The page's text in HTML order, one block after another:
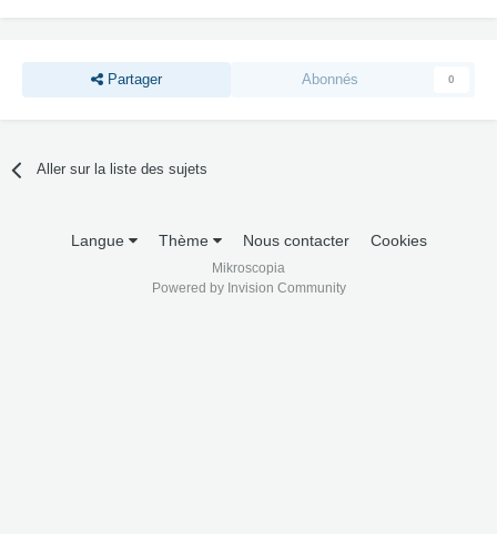
Partager Abonnés 0
Aller sur la liste des sujets
Langue Thème Nous contacter Cookies
Mikroscopia
Powered by Invision Community